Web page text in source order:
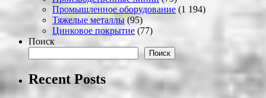
Промышленное оборудование (1 194)
Тяжелые металлы (95)
Цинковое покрытие (77)
Поиск
Поиск
Recent Posts